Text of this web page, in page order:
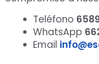
Teléfono
WhatsApp
Email